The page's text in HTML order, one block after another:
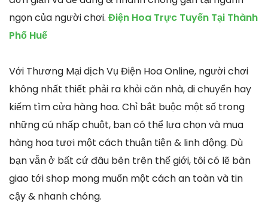
ngọn của người chơi. Điện Hoa Trực Tuyến Tại Thành
Phố Huế
Với Thương Mại dịch Vụ Điện Hoa Online, người chơi
không nhất thiết phải ra khỏi căn nhà, di chuyển hay
kiếm tìm cửa hàng hoa. Chỉ bắt buộc một số trong
những cú nhấp chuột, bạn có thể lựa chọn và mua
hàng hoa tươi một cách thuận tiện & linh động. Dù
bạn vẫn ở bất cứ đâu bên trên thế giới, tôi có lẽ bàn
giao tới shop mong muốn một cách an toàn và tin
cậy & nhanh chóng.